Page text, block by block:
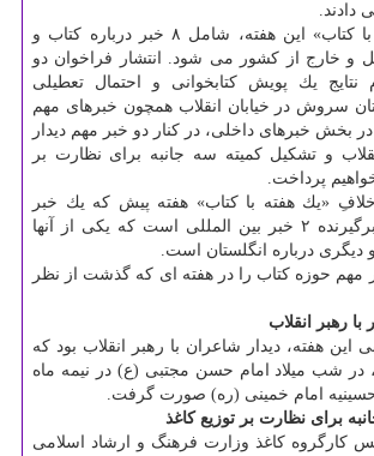
دادند.
گزارش «یك هفته با كتاب» این هفته، شامل ۸ خبر درباره كتاب و
و خارج از كشور می شود. انتشار فراخوان دو
نتایج یك پویش كتابخوانی و احتمال تعطیلی
سروش در خیابان انقلاب همچون خبرهای مهم
در بخش خبرهای داخلی، در كنار دو خبر مهم دیدار
و تشكیل كمیته سه جانبه برای نظارت بر
خواهیم پرداخت.
«یك هفته با كتاب» هفته پیش كه یك خبر
خارجی داشت، دربرگیرنده ۲ خبر بین المللی است كه یكی از آنها
دیگری درباره انگلستان است.
مهم حوزه كتاب را در هفته ای كه گذشت از نظر
رهبر انقلاب
این هفته، دیدار شاعران با رهبر انقلاب بود كه
شب میلاد امام حسن مجتبی (ع) در نیمه ماه
امام خمینی (ره) صورت گرفت.
برای نظارت بر توزیع كاغذ
كارگروه كاغذ وزارت فرهنگ و ارشاد اسلامی